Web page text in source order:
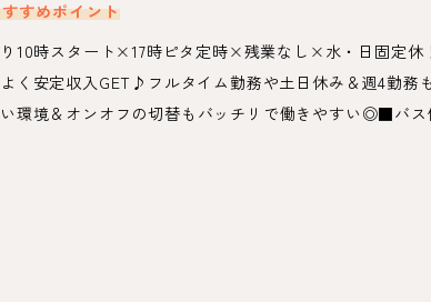
すめポイント
10時スタート×17時ピタ定時×残業なし×水・日固定休
く安定収入GET♪フルタイム勤務や土日休み＆週4勤務
環境＆オンオフの切替もバッチリで働きやすい◎■バス